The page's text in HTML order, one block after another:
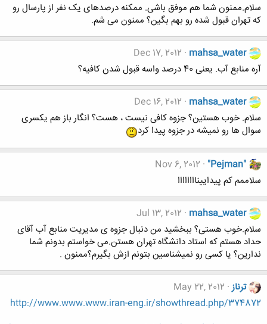
سلام.ممنون شما هم موفق باشی. ممکنه درصدهای یک نفر از پارسال رو
که تهران قبول شده رو بهم بگین؟ ممنون می شم.
mahsa_water
Dec 17, 2012
آره منابع آب. یعنی 40 درصد واسه قبول شدن کافیه؟
mahsa_water
Dec 16, 2012
سلام. خوب هستین؟ جزوه کافی نیست ، هست؟ انگار باز هم یکسری
سوال ها رو نمیشه در جزوه پیدا کرد
"Pejman"
Nov 6, 2012
سلاممم کم پیداییناااااااا
mahsa_water
Jul 13, 2012
سلام.خوب هستی؟ ببخشید من دنبال جزوه ی مدیریت منابع آب آقای
حداد هستم که استاد دانشگاه تهران هستن.می خواستم بدونم شما
ندارین؟ یا کسی رو نمیشناسین بتونم ازش بگیرم؟ممنون .
ترناز May 22, 2012
http://www.www.www.iran-eng.ir/showthread.php/374872